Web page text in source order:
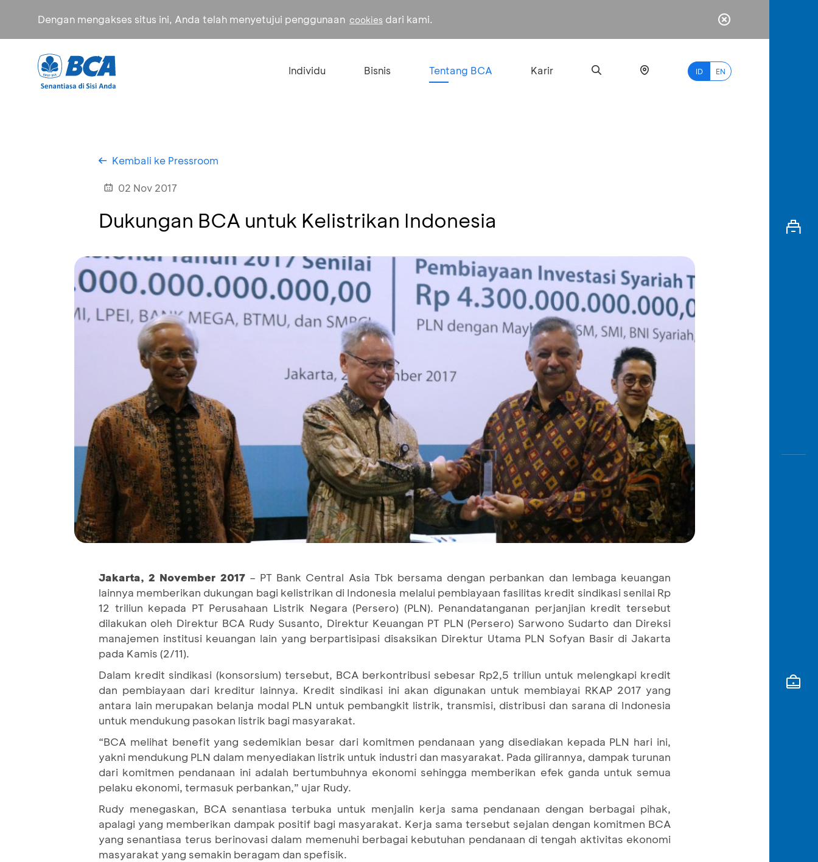
Dengan mengakses situs ini, Anda telah menyetujui penggunaan cookies dari kami.
Individu Bisnis Tentang BCA Karir ID EN
myBCA
Kembali ke Pressroom
02 Nov 2017
Dukungan BCA untuk Kelistrikan Indonesia
Jakarta, 2 November 2017– PT Bank Central Asia Tbk bersama dengan perbankan dan lembaga keuangan
lainnya memberikan dukungan bagi kelistrikan di Indonesia melalui pembiayaan fasilitas kredit sindikasi senilai Rp
12 triliun kepada PT Perusahaan Listrik Negara (Persero) (PLN). Penandatanganan perjanjian kredit tersebut
dilakukan oleh Direktur BCA Rudy Susanto, Direktur Keuangan PT PLN (Persero) Sarwono Sudarto dan Direksi
manajemen institusi keuangan lain yang berpartisipasi disaksikan Direktur Utama PLN Sofyan Basir di Jakarta
pada Kamis (2/11).
Dalam kredit sindikasi (konsorsium) tersebut, BCA berkontribusi sebesar Rp2,5 triliun untuk melengkapi kredit
dan pembiayaan dari kreditur lainnya. Kredit sindikasi ini akan digunakan untuk membiayai RKAP 2017 yang
antara lain merupakan belanja modal PLN untuk pembangkit listrik, transmisi, distribusi dan sarana di Indonesia
untuk mendukung pasokan listrik bagi masyarakat.
“BCA melihat benefit yang sedemikian besar dari komitmen pendanaan yang disediakan kepada PLN hari ini,
yakni mendukung PLN dalam menyediakan listrik untuk industri dan masyarakat. Pada gilirannya, dampak turunan
dari komitmen pendanaan ini adalah bertumbuhnya ekonomi sehingga memberikan efek ganda untuk semua
pelaku ekonomi, termasuk perbankan,” ujar Rudy.
Rudy menegaskan, BCA senantiasa terbuka untuk menjalin kerja sama pendanaan dengan berbagai pihak,
apalagi yang memberikan dampak positif bagi masyarakat. Kerja sama tersebut sejalan dengan komitmen BCA
yang senantiasa terus berinovasi dalam memenuhi berbagai kebutuhan pendanaan di tengah aktivitas ekonomi
masyarakat yang semakin beragam dan spefisik.